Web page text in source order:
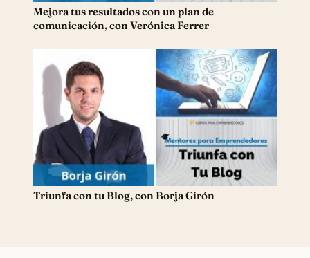
Mejora tus resultados con un plan de
comunicación, con Verónica Ferrer
Triunfa con tu Blog, con Borja Girón